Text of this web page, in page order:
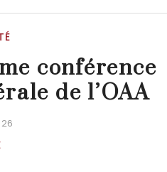
conférence
de l’OAA